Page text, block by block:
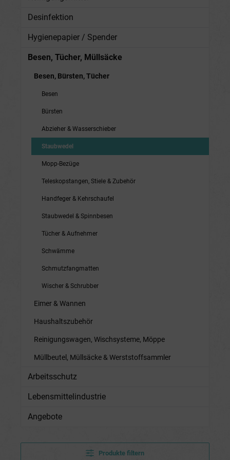
Desinfektion
Hygienepapier / Spender
Besen, Tücher, Müllsäcke
Besen, Bürsten, Tücher
Besen
Bürsten
Abzieher & Wasserschieber
Staubwedel
Mopp-Bezüge
Teleskopstangen, Stiele & Zubehör
Handfeger & Kehrschaufel
Staubwedel & Spinnbesen
Tücher & Aufnehmer
Schwämme
Schmutzfangmatten
Wischer & Schrubber
Eimer & Wannen
Haushaltszubehör
Reinigungswagen, Wischsysteme, Möppe
Müllbeutel, Müllsäcke & Werststoffsammler
Arbeitsschutz
Lebensmittelindustrie
Angebote
Produkte filtern